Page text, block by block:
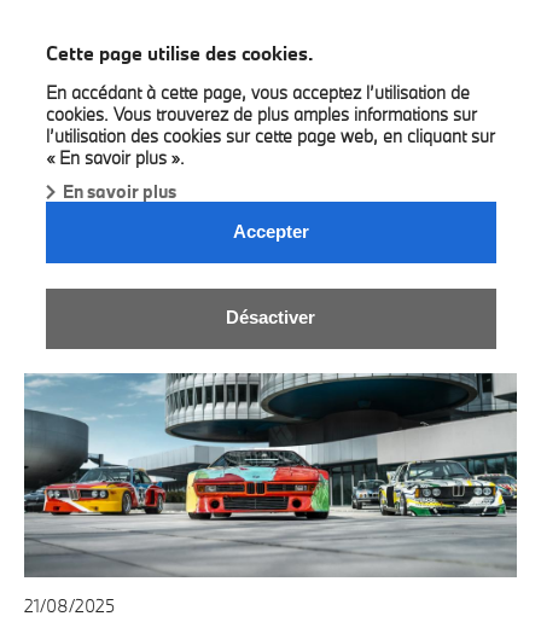
Cette page utilise des cookies.
En accédant à cette page, vous acceptez l’utilisation de
cookies. Vous trouverez de plus amples informations sur
l’utilisation des cookies sur cette page web, en cliquant sur
« En savoir plus ».
En savoir plus
Accepter
Désactiver
ZOUTE GRAND PRIX 2025.
21/08/2025